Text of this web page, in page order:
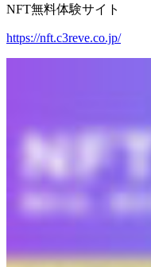
NFT無料体験サイト
https://nft.c3reve.co.jp/